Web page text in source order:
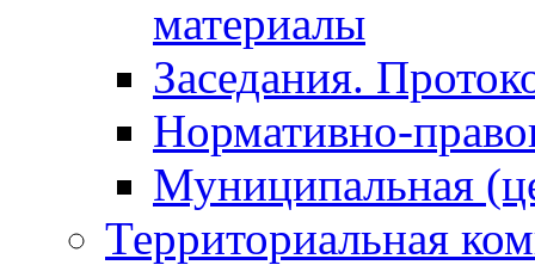
материалы
Заседания.
Нормативно-
Муниципальная
Территориальная